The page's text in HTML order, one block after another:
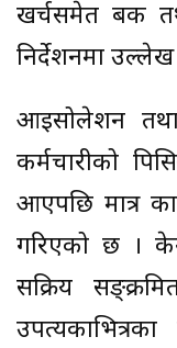
खर्चसमेत बैंक
निर्देशनमा
आइसोलेशन तथा
कर्मचारीको
आएपछि मात्र
गरिएको छ ।
सक्रिय